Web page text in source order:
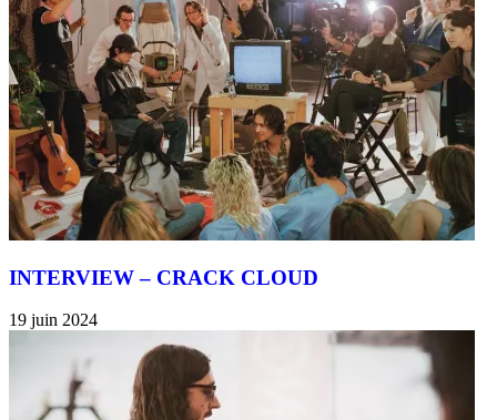
INTERVIEW – CRACK CLOUD
19 juin 2024